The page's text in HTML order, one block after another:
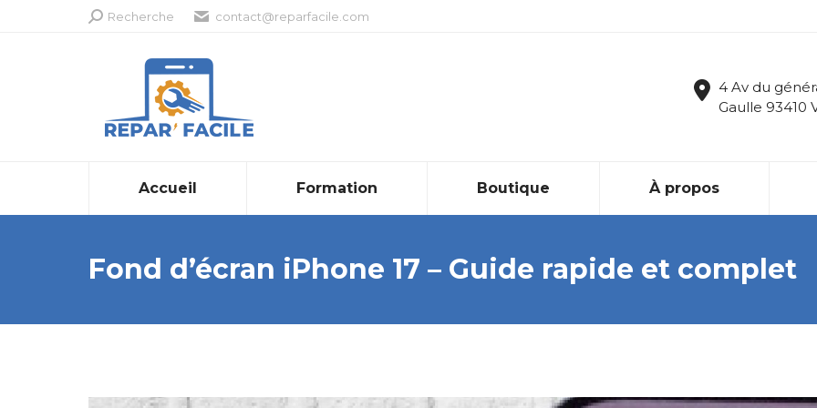
Recherche
Recherche contact@reparfacile.com
4 Av du
Gaulle 93410
Accueil Formation Boutique À propos
Fond d’écran iPhone 17 – Guide rapide et complet